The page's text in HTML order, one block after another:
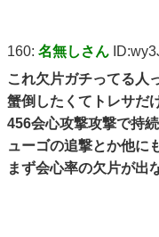
160: 名無しさん
これ欠片ガチってる人
蟹倒したくてトレサだ
456会心攻撃攻撃で持
ューゴの追撃とか他に
まず会心率の欠片が出